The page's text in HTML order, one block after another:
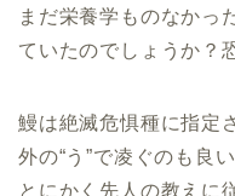
まだ栄養学ものなかっ
ていたのでしょうか？
鰻は絶滅危惧種に指定
外の“う”で凌ぐのも良
とにかく先人の教えに